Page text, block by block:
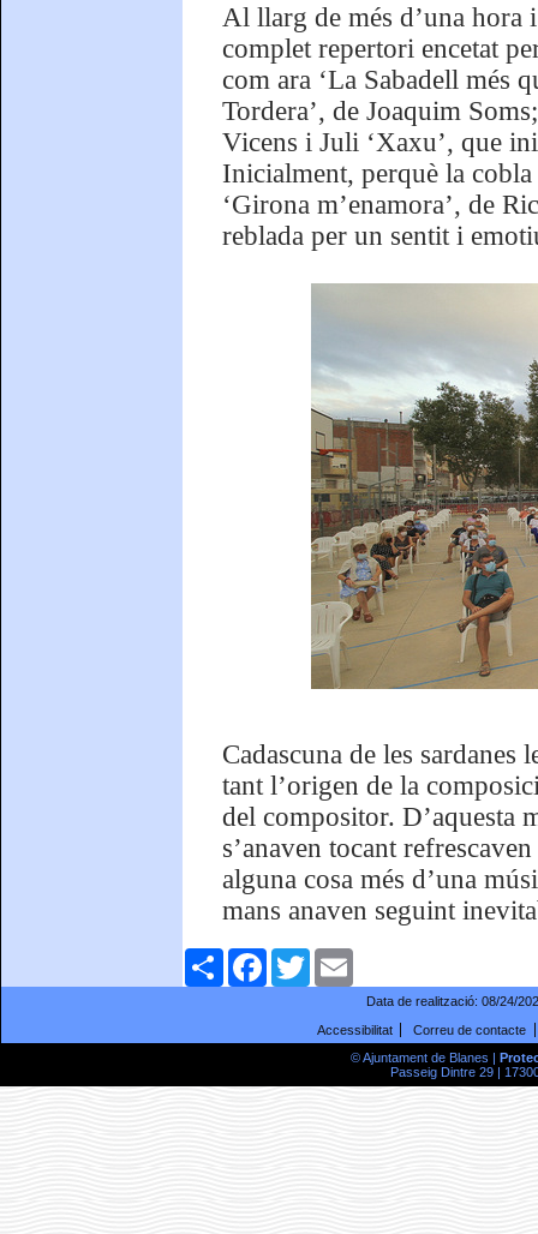
Al llarg de més d’una hora
complet repertori encetat
com ara ‘La Sabadell més
Tordera’, de Joaquim
Vicens i Juli ‘Xaxu’, que
Inicialment, perquè la
‘Girona m’enamora’, de
reblada per un sentit i
Cadascuna de les
tant l’origen de la
del compositor. D’aquesta
s’anaven tocant
alguna cosa més d’una
mans anaven seguint
ComparteixFacebookTwitter
Data de realització: 08/24/
Accessibilitat
Correu de contacte
© Ajuntament de Blanes |
Passeig Dintre 29 |